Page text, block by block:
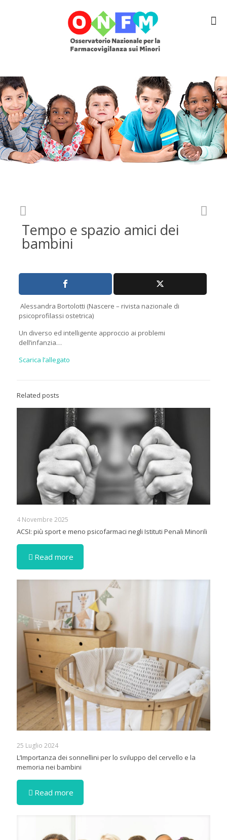
Tempo e spazio amici dei
bambini
Alessandra Bortolotti (Nascere – rivista nazionale di
psicoprofilassi ostetrica)
Un diverso ed intelligente approccio ai problemi
dell’infanzia…
Scarica l’allegato
Related posts
4 Novembre 2025
ACSI: più sport e meno psicofarmaci negli Istituti Penali Minorili
Read more
25 Luglio 2024
L’Importanza dei sonnellini per lo sviluppo del cervello e la
memoria nei bambini
Read more